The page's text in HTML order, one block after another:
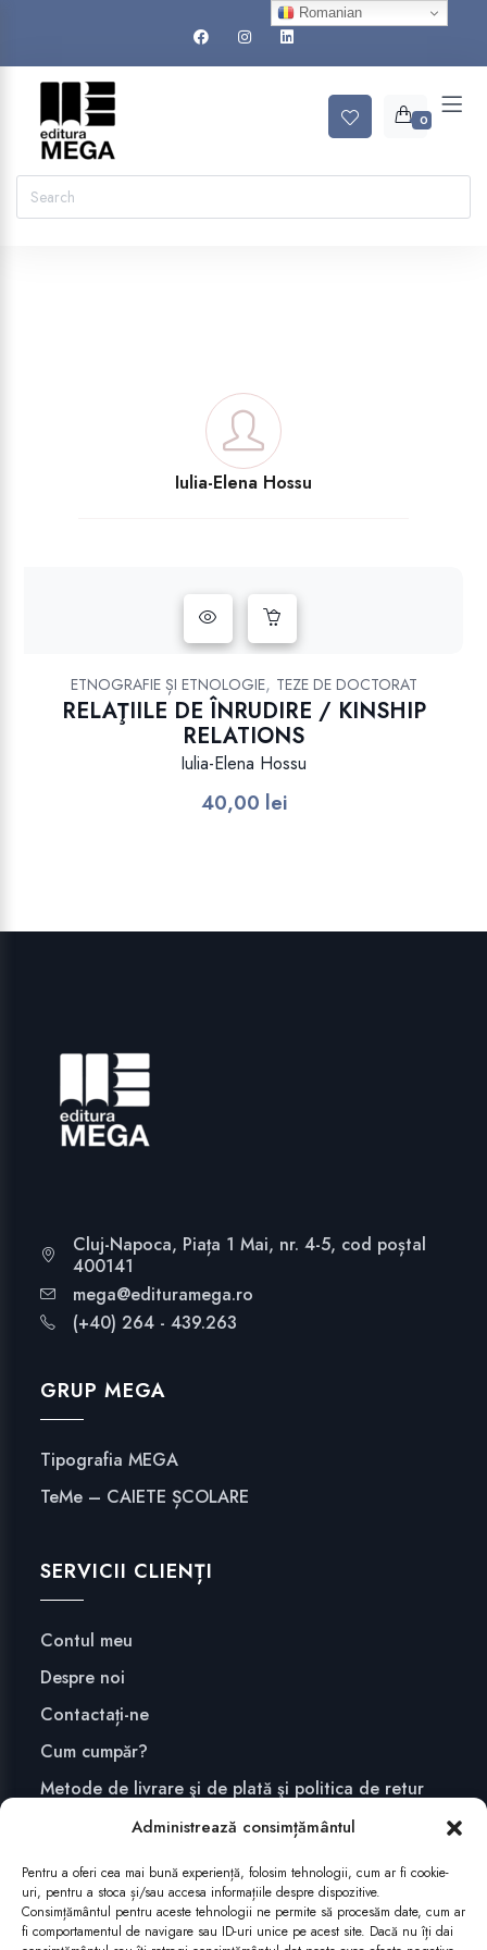
Administrează consimțământul
Pentru a oferi cea mai bună experiență, folosim tehnologii, cum ar fi cookie-
uri, pentru a stoca și/sau accesa informațiile despre dispozitive.
Consimțământul pentru aceste tehnologii ne permite să procesăm date, cum ar
fi comportamentul de navigare sau ID-uri unice pe acest site. Dacă nu îți dai
0
Iulia-Elena Hossu
ETNOGRAFIE ȘI ETNOLOGIE, TEZE DE DOCTORAT
RELAŢIILE DE ÎNRUDIRE / KINSHIP
RELATIONS
Iulia-Elena Hossu
40,00 lei
Cluj-Napoca, Piața 1 Mai, nr. 4-5, cod poștal
400141
mega@edituramega.ro
(+40) 264 - 439.263
GRUP MEGA
Tipografia MEGA
TeMe – CAIETE ȘCOLARE
SERVICII CLIENȚI
Contul meu
Despre noi
Contactați-ne
Cum cumpăr?
Metode de livrare şi de plată şi politica de retur
Confidențialitate și securitate
ABONEAZĂ-TE
Romanian